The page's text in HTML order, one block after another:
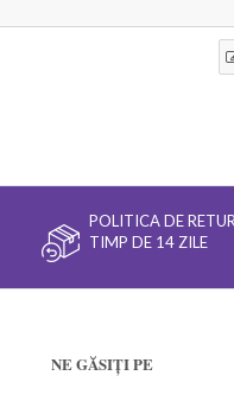
POLITICA DE
TIMP DE 14 ZILE
NE GĂSIȚI PE